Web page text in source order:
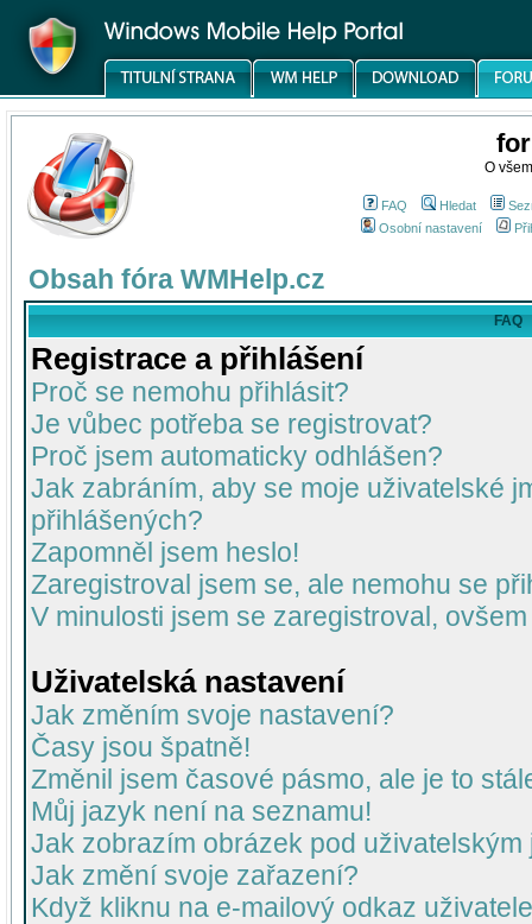
O
FAQ Hledat
Osobní nastavení
Obsah fóra WMHelp.cz
FAQ
Registrace a přihlášení
Proč se nemohu přihlásit?
Je vůbec potřeba se registrovat?
Proč jsem automaticky odhlášen?
Jak zabráním, aby se moje uživatelské
přihlášených?
Zapomněl jsem heslo!
Zaregistroval jsem se, ale nemohu se
V minulosti jsem se zaregistroval,
Uživatelská nastavení
Jak změním svoje nastavení?
Časy jsou špatně!
Změnil jsem časové pásmo, ale je to
Můj jazyk není na seznamu!
Jak zobrazím obrázek pod uživatelským
Jak změní svoje zařazení?
Když kliknu na e-mailový odkaz